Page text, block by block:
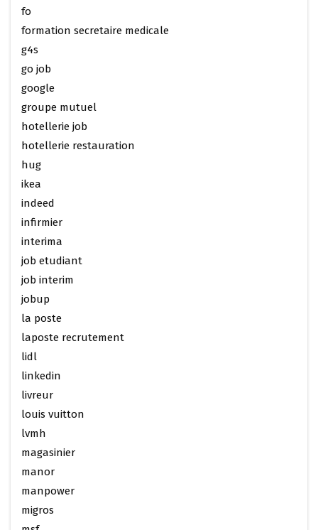
fo
formation secretaire medicale
g4s
go job
google
groupe mutuel
hotellerie job
hotellerie restauration
hug
ikea
indeed
infirmier
interima
job etudiant
job interim
jobup
la poste
laposte recrutement
lidl
linkedin
livreur
louis vuitton
lvmh
magasinier
manor
manpower
migros